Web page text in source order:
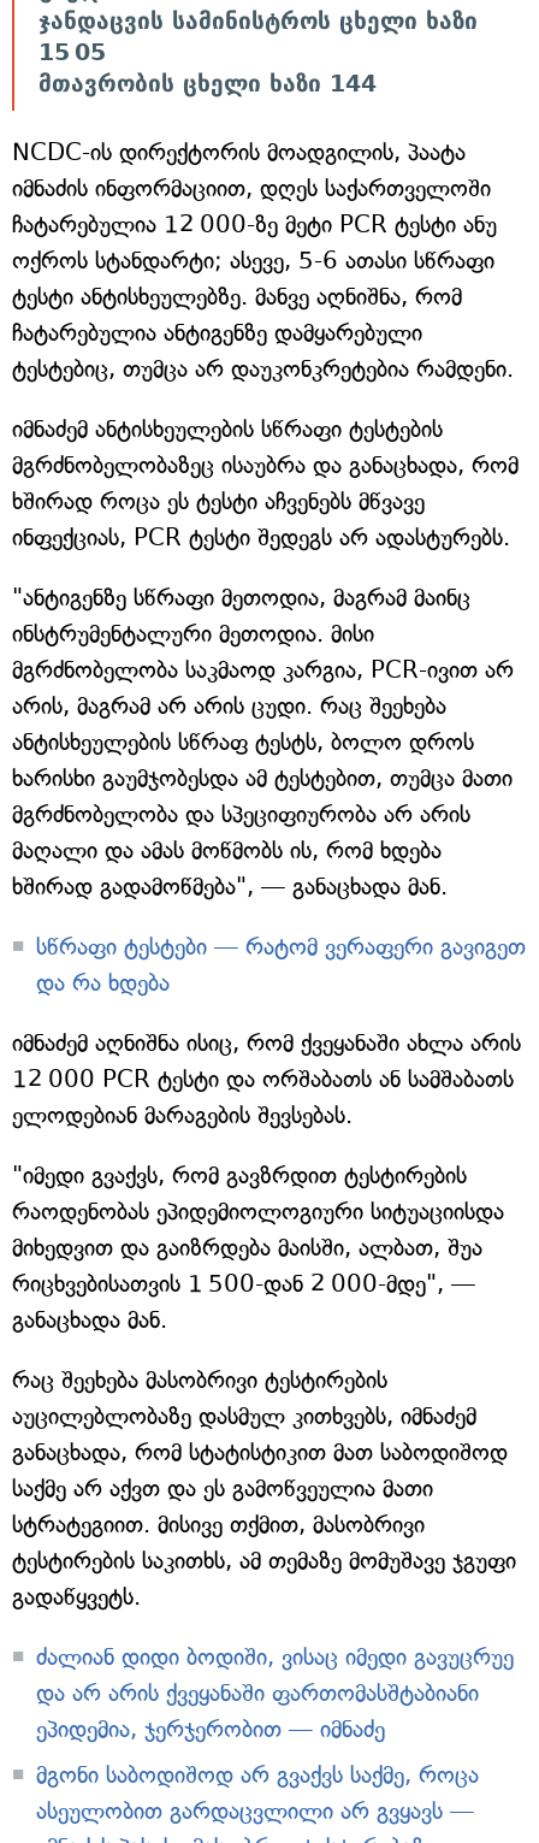
ჯანდაცვის სამინისტროს ცხელი ხაზი
15 05
მთავრობის ცხელი ხაზი 144
NCDC-ის დირექტორის მოადგილის, პაატა
იმნაძის ინფორმაციით, დღეს საქართველოში
ჩატარებულია 12 000-ზე მეტი PCR ტესტი ანუ
ოქროს სტანდარტი; ასევე, 5-6 ათასი სწრაფი
ტესტი ანტისხეულებზე. მანვე აღნიშნა, რომ
ჩატარებულია ანტიგენზე დამყარებული
ტესტებიც, თუმცა არ დაუკონკრეტებია რამდენი.
იმნაძემ ანტისხეულების სწრაფი ტესტების
მგრძნობელობაზეც ისაუბრა და განაცხადა, რომ
ხშირად როცა ეს ტესტი აჩვენებს მწვავე
ინფექციას, PCR ტესტი შედეგს არ ადასტურებს.
"ანტიგენზე სწრაფი მეთოდია, მაგრამ მაინც
ინსტრუმენტალური მეთოდია. მისი
მგრძნობელობა საკმაოდ კარგია, PCR-ივით არ
არის, მაგრამ არ არის ცუდი. რაც შეეხება
ანტისხეულების სწრაფ ტესტს, ბოლო დროს
ხარისხი გაუმჯობესდა ამ ტესტებით, თუმცა მათი
მგრძნობელობა და სპეციფიურობა არ არის
მაღალი და ამას მოწმობს ის, რომ ხდება
ხშირად გადამოწმება", — განაცხადა მან.
სწრაფი ტესტები — რატომ ვერაფერი გავიგეთ
და რა ხდება
იმნაძემ აღნიშნა ისიც, რომ ქვეყანაში ახლა არის
12 000 PCR ტესტი და ორშაბათს ან სამშაბათს
ელოდებიან მარაგების შევსებას.
"იმედი გვაქვს, რომ გავზრდით ტესტირების
რაოდენობას ეპიდემიოლოგიური სიტუაციისდა
მიხედვით და გაიზრდება მაისში, ალბათ, შუა
რიცხვებისათვის 1 500-დან 2 000-მდე", —
განაცხადა მან.
რაც შეეხება მასობრივი ტესტირების
აუცილებლობაზე დასმულ კითხვებს, იმნაძემ
განაცხადა, რომ სტატისტიკით მათ საბოდიშოდ
საქმე არ აქვთ და ეს გამოწვეულია მათი
სტრატეგიით. მისივე თქმით, მასობრივი
ტესტირების საკითხს, ამ თემაზე მომუშავე ჯგუფი
გადაწყვეტს.
ძალიან დიდი ბოდიში, ვისაც იმედი გავუცრუე
და არ არის ქვეყანაში ფართომასშტაბიანი
ეპიდემია, ჯერჯერობით — იმნაძე
მგონი საბოდიშოდ არ გვაქვს საქმე, როცა
ასეულობით გარდაცვლილი არ გვყავს —